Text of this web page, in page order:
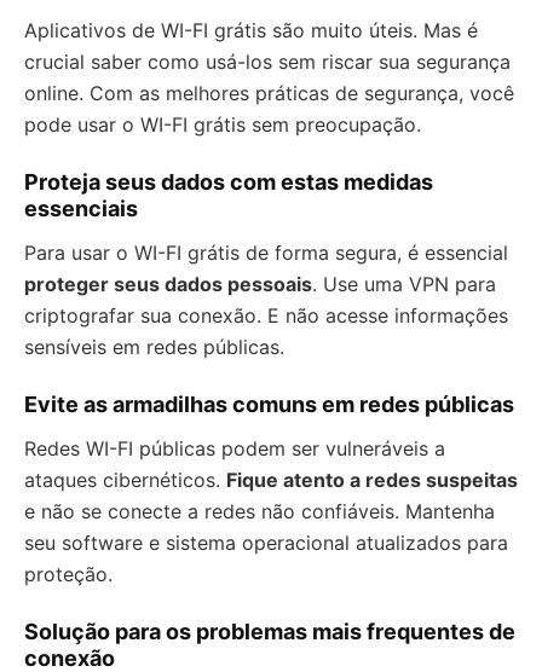
Aplicativos de WI-FI grátis são muito úteis. Mas é
crucial saber como usá-los sem riscar sua segurança
online. Com as melhores práticas de segurança, você
pode usar o WI-FI grátis sem preocupação.
Proteja seus dados com estas medidas
essenciais
Para usar o WI-FI grátis de forma segura, é essencial
proteger seus dados pessoais. Use uma VPN para
criptografar sua conexão. E não acesse informações
sensíveis em redes públicas.
Evite as armadilhas comuns em redes públicas
Redes WI-FI públicas podem ser vulneráveis a
ataques cibernéticos. Fique atento a redes suspeitas
e não se conecte a redes não confiáveis. Mantenha
seu software e sistema operacional atualizados para
proteção.
Solução para os problemas mais frequentes de
conexão